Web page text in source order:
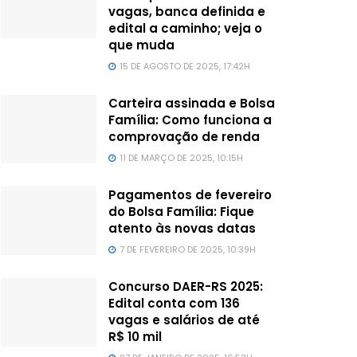
vagas, banca definida e
edital a caminho; veja o
que muda
15 DE AGOSTO DE 2025, 17:42H
Carteira assinada e Bolsa
Família: Como funciona a
comprovação de renda
11 DE MARÇO DE 2025, 10:15H
Pagamentos de fevereiro
do Bolsa Família: Fique
atento às novas datas
7 DE FEVEREIRO DE 2025, 10:39H
Concurso DAER-RS 2025:
Edital conta com 136
vagas e salários de até
R$ 10 mil